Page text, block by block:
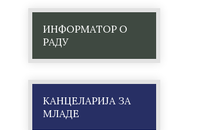
ИНФОРМАТОР О
РАДУ
КАНЦЕЛАРИЈА ЗА
МЛАДЕ